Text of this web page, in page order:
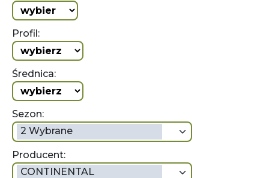
Profil:
Średnica:
Sezon:
2 Wybrane
Producent:
CONTINENTAL